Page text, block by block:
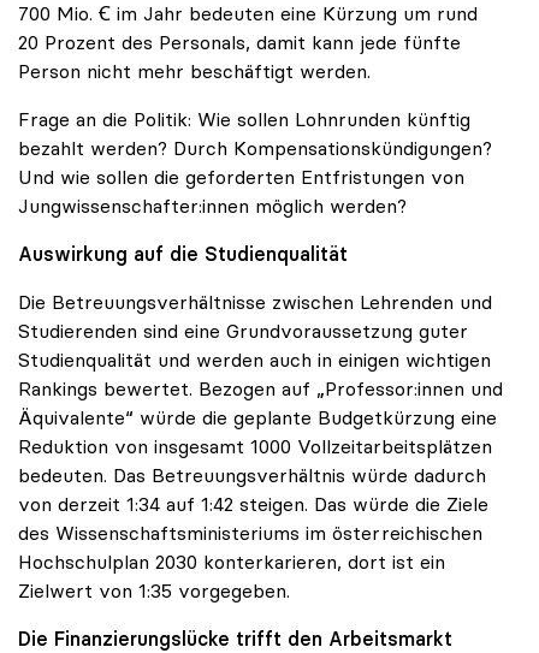
700 Mio. Ꞓ im Jahr bedeuten eine Kürzung um rund
20 Prozent des Personals, damit kann jede fünfte
Person nicht mehr beschäftigt werden.
Frage an die Politik: Wie sollen Lohnrunden künftig
bezahlt werden? Durch Kompensationskündigungen?
Und wie sollen die geforderten Entfristungen von
Jungwissenschafter:innen möglich werden?
Auswirkung auf die Studienqualität
Die Betreuungsverhältnisse zwischen Lehrenden und
Studierenden sind eine Grundvoraussetzung guter
Studienqualität und werden auch in einigen wichtigen
Rankings bewertet. Bezogen auf „Professor:innen und
Äquivalente“ würde die geplante Budgetkürzung eine
Reduktion von insgesamt 1000 Vollzeitarbeitsplätzen
bedeuten. Das Betreuungsverhältnis würde dadurch
von derzeit 1:34 auf 1:42 steigen. Das würde die Ziele
des Wissenschaftsministeriums im österreichischen
Hochschulplan 2030 konterkarieren, dort ist ein
Zielwert von 1:35 vorgegeben.
Die Finanzierungslücke trifft den Arbeitsmarkt